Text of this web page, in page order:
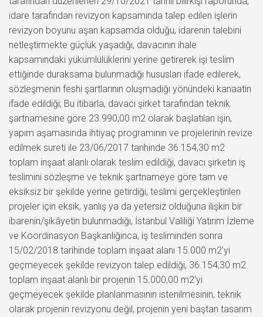
idare tarafından revizyon kapsamında talep edilen işlerin
revizyon boyunu aşan kapsamda olduğu, idarenin talebini
netleştirmekte güçlük yaşadığı, davacının ihale
kapsamındaki yükümlülüklerini yerine getirerek işi teslim
ettiğinde duraksama bulunmadığı hususları ifade edilerek,
sözleşmenin feshi şartlarının oluşmadığı yönündeki kanaatin
ifade edildiği; Bu itibarla, davacı şirket tarafından teknik
şartnamesine göre 23.990,00 m2 olarak başlatılan işin,
yapım aşamasında ihtiyaç programının ve projelerinin revize
edilmek sureti ile 23/06/2017 tarihinde 36.154,30 m2
toplam inşaat alanlı olarak teslim edildiği, davacı şirketin iş
teslimini sözleşme ve teknik şartnameye göre tam ve
eksiksiz bir şekilde yerine getirdiği, teslimi gerçekleştirilen
projeler için eksik, yanlış ya da yetersiz olduğuna ilişkin bir
ibarenin/şikâyetin bulunmadığı, İstanbul Valiliği Yatırım İzleme
ve Koordinasyon Başkanlığınca, iş tesliminden sonra
15/02/2018 tarihinde toplam inşaat alanı 15.000 m2’yi
geçmeyecek şekilde revizyon talep edildiği, 36.154,30 m2
toplam inşaat alanlı bir projenin 15.000,00 m2’yi
geçmeyecek şekilde planlanmasının istenilmesinin, teknik
olarak projenin revizyonu değil, projenin yeni baştan tasarım